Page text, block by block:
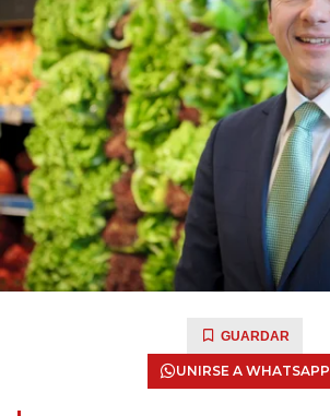
GUARDAR
UNIRSE A WHATSAPP